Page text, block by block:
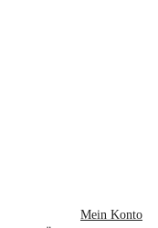
Mein Konto